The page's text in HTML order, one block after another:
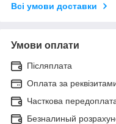
Всі умови доставки
Умови оплати
Післяплата
Оплата за
Часткова
Безналиный